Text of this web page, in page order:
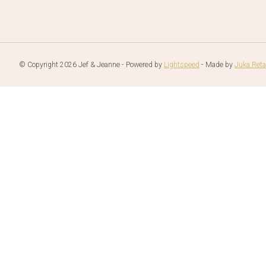
© Copyright 2026 Jef & Jeanne - Powered by Lightspeed - Made by